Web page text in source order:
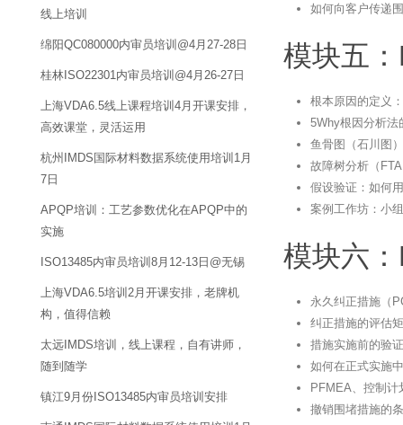
如何向客户传递
模块五
根本原因的定义
5Why根因分析法
鱼骨图（石川图
故障树分析（
假设验证：如何
案例工作坊：小
模块六
永久纠正措施（
纠正措施的评估
措施实施前的验
如何在正式实施
PFMEA、控制计
撤销围堵措施的
线上培训
绵阳QC080000内审员培训@4月27-28日
桂林ISO22301内审员培训@4月26-27日
上海VDA6.5线上课程培训4月开课安排，
高效课堂，灵活运用
杭州IMDS国际材料数据系统使用培训1月
7日
APQP培训：工艺参数优化在APQP中的
实施
ISO13485内审员培训8月12-13日@无锡
上海VDA6.5培训2月开课安排，老牌机
构，值得信赖
太远IMDS培训，线上课程，自有讲师，
随到随学
镇江9月份ISO13485内审员培训安排